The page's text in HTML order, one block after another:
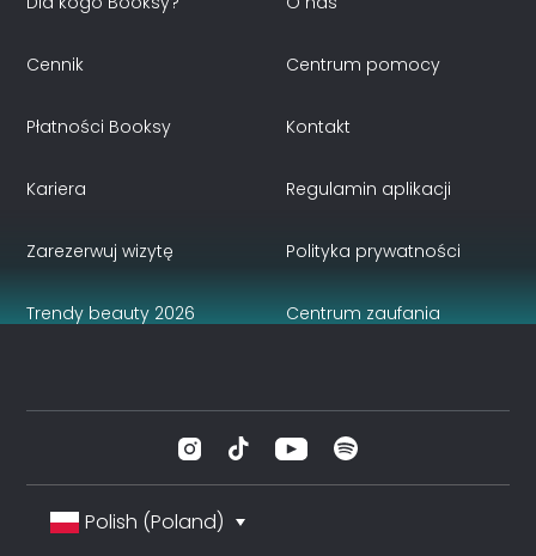
Cennik
Płatności Booksy
Centrum pomocy
Kontakt
Kariera
Zarezerwuj wizytę
Trendy beauty 2026
Regulamin aplikacji
Polityka prywatności
Centrum zaufania
Polish (Poland)